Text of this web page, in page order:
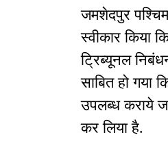
जमशेदपुर
स्वीकार किया
ट्रिब्यूनल
साबित हो गया
उपलब्ध कराये
कर लिया है.